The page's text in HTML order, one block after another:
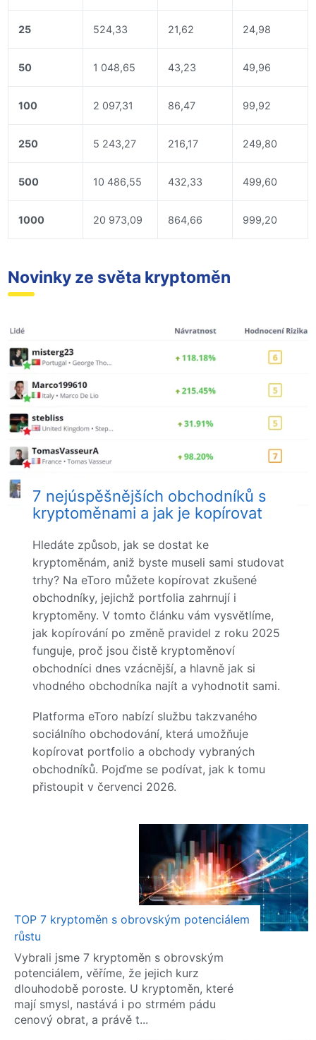
25 524,33 21,62 24,98
50 1 048,65 43,23 49,96
100 2 097,31 86,47 99,92
250 5 243,27 216,17 249,80
500 10 486,55 432,33 499,60
1000 20 973,09 864,66 999,20
Novinky ze světa kryptoměn
7 nejúspěšnějších obchodníků s
kryptoměnami a jak je kopírovat
Hledáte způsob, jak se dostat ke
kryptoměnám, aniž byste museli sami studovat
trhy? Na eToro můžete kopírovat zkušené
obchodníky, jejichž portfolia zahrnují i
kryptoměny. V tomto článku vám vysvětlíme,
jak kopírování po změně pravidel z roku 2025
funguje, proč jsou čistě kryptoměnoví
obchodníci dnes vzácnější, a hlavně jak si
vhodného obchodníka najít a vyhodnotit sami.
Platforma eToro nabízí službu takzvaného
sociálního obchodování, která umožňuje
kopírovat portfolio a obchody vybraných
obchodníků. Pojďme se podívat, jak k tomu
přistoupit v červenci 2026.
TOP 7 kryptoměn s obrovským potenciálem
růstu
Vybrali jsme 7 kryptoměn s obrovským
potenciálem, věříme, že jejich kurz
dlouhodobě poroste. U kryptoměn, které
mají smysl, nastává i po strmém pádu
cenový obrat, a právě t...